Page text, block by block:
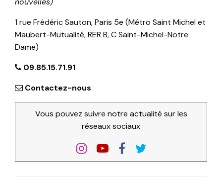
1 rue Frédéric Sauton, Paris 5e (Métro Saint Michel et
Maubert-Mutualité, RER B, C Saint-Michel-Notre
Dame)
09.85.15.71.91
Contactez-nous
Vous pouvez suivre notre actualité sur les
réseaux sociaux